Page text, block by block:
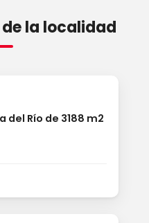
la localidad
Río de 3188 m2
1/3